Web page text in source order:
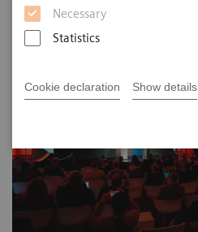
Necessary
Statistics
Cookie declaration Show details